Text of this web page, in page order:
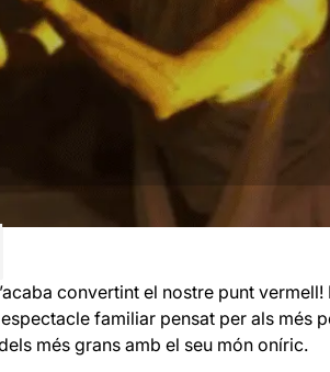
convertint el nostre punt vermell!
familiar pensat per als més
més grans amb el seu món oníric.